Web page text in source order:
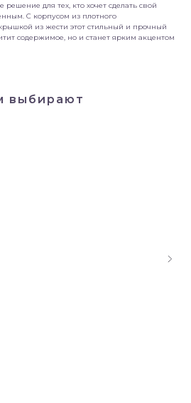
для тех, кто хочет сделать свой
С корпусом из плотного
из жести этот стильный и прочный
содержимое, но и станет ярким акцентом
выбирают